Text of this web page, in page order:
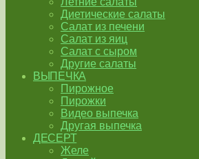
Диетические салаты
Салат из печени
Салат из яиц
Салат с сыром
Другие салаты
ВЫПЕЧКА
Пирожное
Пирожки
Видео выпечка
Другая выпечка
ДЕСЕРТ
Желе